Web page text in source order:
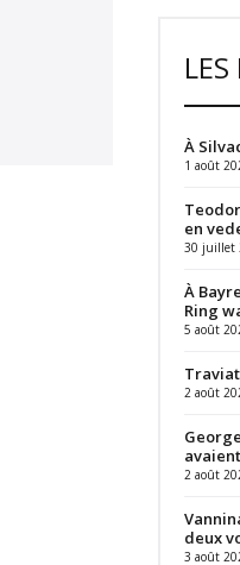
À
1 août
en
30 juillet
À
Ring
5 août
2 août
2 août
deux
3 août